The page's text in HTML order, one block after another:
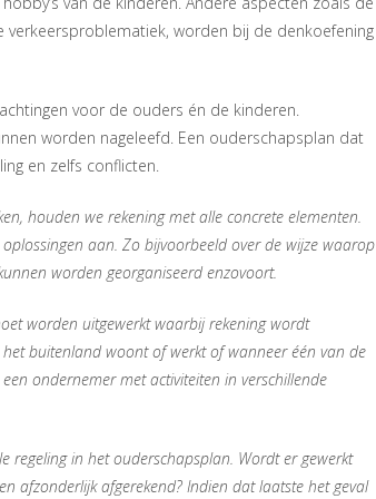
worden bij de denkoefening
voor de ouders én de kinderen.
worden nageleefd. Een ouderschapsplan dat
en zelfs conflicten.
houden we rekening met alle concrete elementen.
aan. Zo bijvoorbeeld over de wijze waarop
worden georganiseerd enzovoort.
worden uitgewerkt waarbij rekening wordt
buitenland woont of werkt of wanneer één van de
ondernemer met activiteiten in verschillende
regeling in het ouderschapsplan. Wordt er gewerkt
afzonderlijk afgerekend? Indien dat laatste het geval